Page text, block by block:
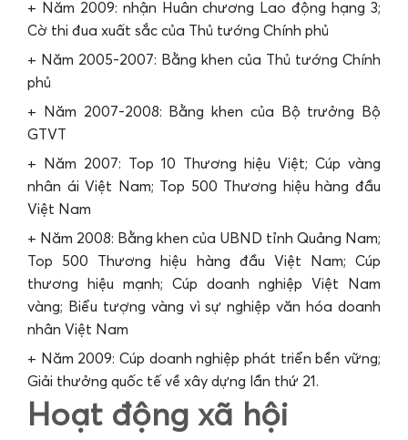
+ Năm 2009: nhận Huân chương Lao động hạng 3;
Cờ thi đua xuất sắc của Thủ tướng Chính phủ
+ Năm 2005-2007: Bằng khen của Thủ tướng Chính
phủ
+ Năm 2007-2008: Bằng khen của Bộ trưởng Bộ
GTVT
+ Năm 2007: Top 10 Thương hiệu Việt; Cúp vàng
nhân ái Việt Nam; Top 500 Thương hiệu hàng đầu
Việt Nam
+ Năm 2008: Bằng khen của UBND tỉnh Quảng Nam;
Top 500 Thương hiệu hàng đầu Việt Nam; Cúp
thương hiệu mạnh; Cúp doanh nghiệp Việt Nam
vàng; Biểu tượng vàng vì sự nghiệp văn hóa doanh
nhân Việt Nam
+ Năm 2009: Cúp doanh nghiệp phát triển bền vững;
Giải thưởng quốc tế về xây dựng lần thứ 21.
Hoạt động xã hội